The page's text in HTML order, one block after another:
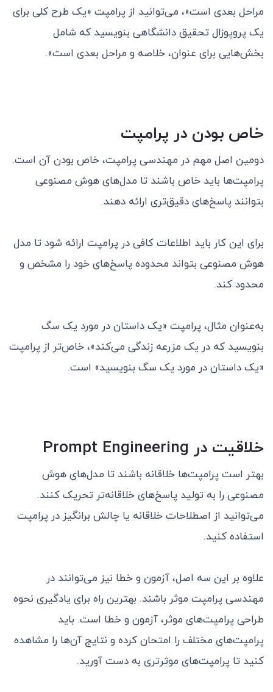
مراحل بعدی است»، می‌توانید از پرامپت «یک طرح کلی برای
یک پروپوزال تحقیق دانشگاهی بنویسید که شامل
بخش‌هایی برای عنوان، خلاصه و مراحل بعدی است».
خاص بودن در پرامپت
دومین اصل مهم در مهندسی پرامپت، خاص بودن آن است.
پرامپت‌ها باید خاص باشند تا مدل‌های هوش مصنوعی
بتوانند پاسخ‌های دقیق‌تری ارائه دهند.
برای این کار باید اطلاعات کافی در پرامپت ارائه شود تا مدل
هوش مصنوعی بتواند محدوده پاسخ‌های خود را مشخص و
محدود کند.
به‌عنوان مثال، پرامپت «یک داستان در مورد یک سگ
بنویسید که در یک مزرعه زندگی می‌کند»، خاص‌تر از پرامپت
«یک داستان در مورد یک سگ بنویسید» است.
خلاقیت در Prompt Engineering
بهتر است پرامپت‌ها خلاقانه باشند تا مدل‌های هوش
مصنوعی را به تولید پاسخ‌های خلاقانه‌تر تحریک کنند.
می‌توانید از اصطلاحات خلاقانه یا چالش برانگیز در پرامپت
استفاده کنید.
علاوه بر این سه اصل، آزمون و خطا نیز می‌توانند در
مهندسی پرامپت موثر باشند. بهترین راه برای یادگیری نحوه
طراحی پرامپت‌های موثر، آزمون و خطا است. باید
پرامپت‌های مختلف را امتحان کرده و نتایج آن‌ها را مشاهده
کنید تا پرامپت‌های موثرتری به دست آورید.